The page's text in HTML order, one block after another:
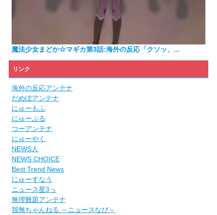
魔法少女まどか☆マギカ第3話:海外の反応「クソッ、...
リンク
海外の反応アンテナ
だめぽアンテナ
にゅーもふ
にゅーぷる
つーアンテナ
にゅーやく
NEWS人
NEWS CHOICE
Best Trend News
にゅーすなう
ニュース星3っ
無理難題アンテナ
我無ちゃんねる ～ニュースなび～